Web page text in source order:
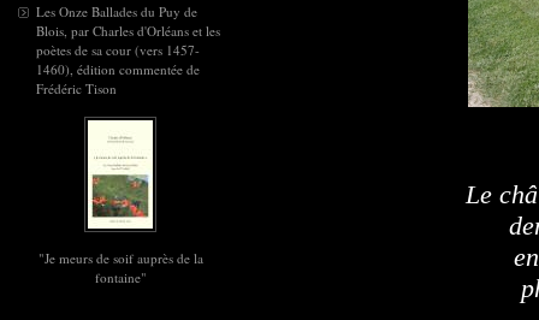
Les Onze Ballades du Puy de
Blois, par Charles d'Orléans et les
poètes de sa cour (vers 1457-
1460), édition commentée de
Frédéric Tison
"Je meurs de soif auprès de la
fontaine"
Le